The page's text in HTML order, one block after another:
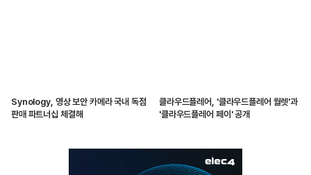
Synology, 영상 보안 카메라 국내 독점
판매 파트너십 체결해
클라우드플레어, '클라우드플레어 월렛'과
'클라우드플레어 페이' 공개